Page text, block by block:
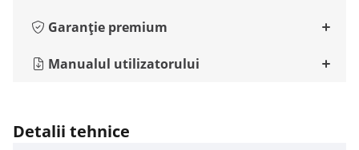
Garanție premium
Manualul utilizatorului
Detalii tehnice